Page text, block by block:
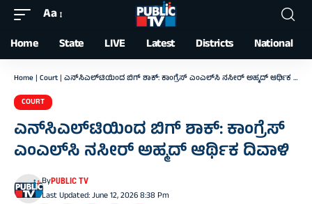
Font
Resizer
Aa
Home State LIVE Latest Districts National
Home | Court | ಎನ್‌ಸಿಎಲ್‌ಟಿಯಿಂದ ಬಿಗ್ ಶಾಕ್: ಕಾಂಗ್ರೆಸ್ ಎಂಎಲ್‌ಸಿ ನಸೀರ್ ಅಹ್ಮದ್ ಆರ್ಥಿಕ ದಿವಾಳಿ
COURT
ಎನ್‌ಸಿಎಲ್‌ಟಿಯಿಂದ ಬಿಗ್ ಶಾಕ್: ಕಾಂಗ್ರೆಸ್
ಎಂಎಲ್‌ಸಿ ನಸೀರ್ ಅಹ್ಮದ್ ಆರ್ಥಿಕ ದಿವಾಳಿ
Last Updated: June 12, 2026 8:38 Pm
ByPUBLIC TV